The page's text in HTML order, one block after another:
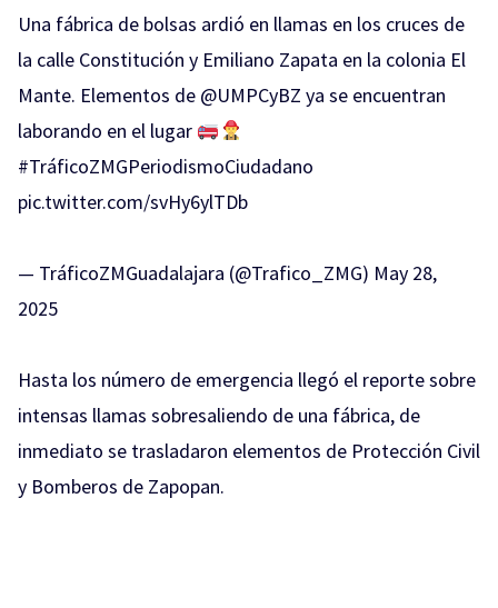
Una fábrica de bolsas ardió en llamas en los cruces de
la calle Constitución y Emiliano Zapata en la colonia El
Mante. Elementos de @UMPCyBZ ya se encuentran
laborando en el lugar
#TráficoZMGPeriodismoCiudadano
pic.twitter.com/svHy6ylTDb
— TráficoZMGuadalajara (@Trafico_ZMG) May 28,
2025
Hasta los número de emergencia llegó el reporte sobre
intensas llamas sobresaliendo de una fábrica, de
inmediato se trasladaron elementos de Protección Civil
y Bomberos de Zapopan.